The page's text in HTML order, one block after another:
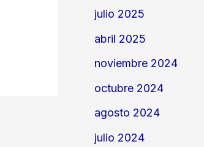
julio 2025
abril 2025
noviembre 2024
octubre 2024
agosto 2024
julio 2024